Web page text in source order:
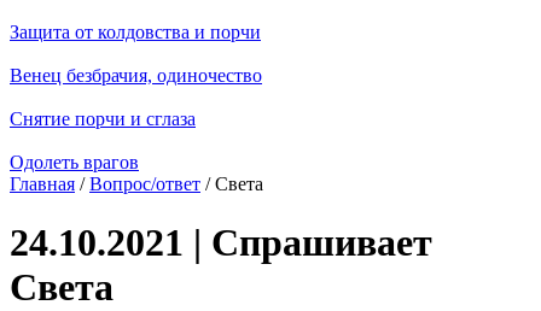
Защита от колдовства и порчи
Венец безбрачия, одиночество
Снятие порчи и сглаза
Одолеть врагов
Главная /Вопрос/ответ / Света
24.10.2021 | Спрашивает
Света